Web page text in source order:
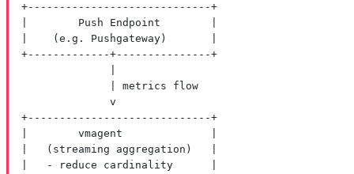
+-----------------------------+
|        Push Endpoint        |
|    (e.g. Pushgateway)       |
+-------------+---------------+
| metrics flow
v
+-----------------------------+
|        vmagent              |
|   (streaming aggregation)   |
|   - reduce cardinality      |